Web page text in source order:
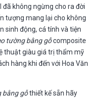
đã không ngừng cho ra đời
tượng mang lại cho không
sinh động, cá tính và tiện
tường bằng gỗcomposite
thuật giàu giá trị thẩm mỹ
hàng khi đến với Hoa Văn
bằng gỗthiết kế sẵn hãy